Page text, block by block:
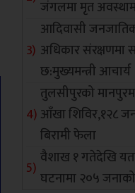
जंगलमा मृत
आदिवासी
अधिकार संरक्षणमा
छ:मुख्यमन्त्री आचार्य
तुलसीपुरको
आँखा शिविर,१२८
बिरामी फेला
वैशाख १ गतेदेखि
घटनामा २०५